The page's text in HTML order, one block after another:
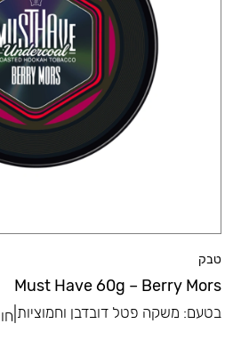
טבק
Must Have 60g – Berry Mors
בטעם: משקה פטל דובדבן וחמוציות